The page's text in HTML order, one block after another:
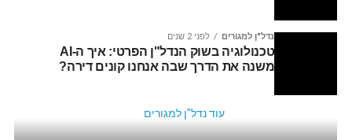
נדל"ן למגורים לפני 2 שנים
טכנולוגיה בשוק הנדל"ן הפרטי: איך ה-AI
משנה את הדרך שבה אנחנו קונים דירה?
עוד נדל"ן למגורים